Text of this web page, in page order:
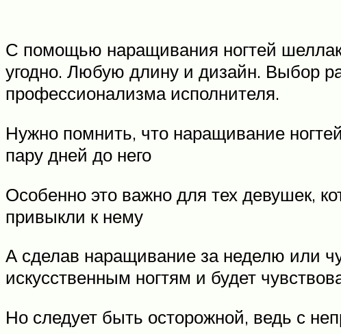
С помощью наращивания ногтей
угодно. Любую длину и дизайн. Выбор
профессионализма исполнителя.
Нужно помнить, что наращивание
пару дней до него
Особенно это важно для тех девушек,
привыкли к нему
А сделав наращивание за неделю или
искусственным ногтям и будет
Но следует быть осторожной, ведь с